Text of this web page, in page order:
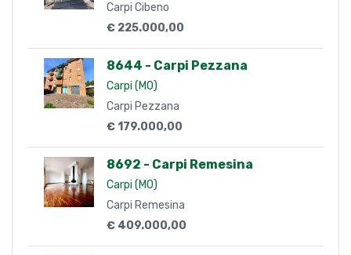
Carpi Cibeno
€ 225.000,00
8644 - Carpi Pezzana
Carpi (MO)
Carpi Pezzana
€ 179.000,00
8692 - Carpi Remesina
Carpi (MO)
Carpi Remesina
€ 409.000,00